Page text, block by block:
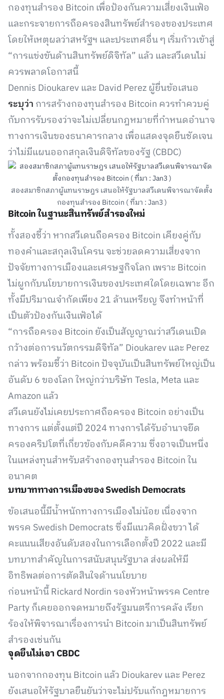
กองทุนสำรอง Bitcoin เพื่อป้องกันความเสี่ยงเงินเฟ้อ
และกระจายการถือครองสินทรัพย์สำรองของประเทศ
โดยให้เหตุผลว่าสหรัฐฯ และประเทศอื่น ๆ เริ่มก้าวเข้าสู่
“การแข่งขันด้านสินทรัพย์ดิจิทัล” แล้ว และสวีเดนไม่
ควรพลาดโอกาสนี้
Dennis Dioukarev และ David Perez ผู้ยื่นข้อเสนอ
ระบุว่า การสร้างกองทุนสำรอง Bitcoin ควรทำควบคู่
กับการรับรองว่าจะไม่เปลี่ยนกฎหมายที่กำหนดอำนาจ
ทางการเงินของธนาคารกลาง เพื่อแสดงจุดยืนชัดเจน
ว่าไม่มีแผนออกสกุลเงินดิจิทัลของรัฐ (CBDC)
สองสมาชิกสภาผู้แทนราษฎร เสนอให้รัฐบาลสวีเดนพิจารณาจัดตั้ง
กองทุนสำรอง Bitcoin ( ที่มา : Jan3 )
Bitcoin ในฐานะสินทรัพย์สำรองใหม่
ทั้งสองชี้ว่า หากสวีเดนถือครอง Bitcoin เคียงคู่กับ
ทองคำและสกุลเงินโครน จะช่วยลดความเสี่ยงจาก
ปัจจัยทางการเมืองและเศรษฐกิจโลก เพราะ Bitcoin
ไม่ผูกกับนโยบายการเงินของประเทศใดโดยเฉพาะ อีก
ทั้งมีปริมาณจำกัดเพียง 21 ล้านเหรียญ จึงทำหน้าที่
เป็นตัวป้องกันเงินเฟ้อได้
“การถือครอง Bitcoin ยังเป็นสัญญาณว่าสวีเดนเปิด
กว้างต่อการนวัตกรรมดิจิทัล” Dioukarev และ Perez
กล่าว พร้อมชี้ว่า Bitcoin ปัจจุบันเป็นสินทรัพย์ใหญ่เป็น
อันดับ 6 ของโลก ใหญ่กว่าบริษัท Tesla, Meta และ
Amazon แล้ว
สวีเดนยังไม่เคยประกาศถือครอง Bitcoin อย่างเป็น
ทางการ แต่ตั้งแต่ปี 2024 ทางการได้รับอำนาจยึด
ครองคริปโตที่เกี่ยวข้องกับคดีความ ซึ่งอาจเป็นหนึ่ง
ในแหล่งทุนสำหรับสร้างกองทุนสำรอง Bitcoin ใน
อนาคต
บทบาททางการเมืองของ Swedish Democrats
ข้อเสนอนี้มีน้ำหนักทางการเมืองไม่น้อย เนื่องจาก
พรรค Swedish Democrats ซึ่งมีแนวคิดฝั่งขวา ได้
คะแนนเสียงอันดับสองในการเลือกตั้งปี 2022 และมี
บทบาทสำคัญในการสนับสนุนรัฐบาล ส่งผลให้มี
อิทธิพลต่อการตัดสินใจด้านนโยบาย
ก่อนหน้านี้ Rickard Nordin รองหัวหน้าพรรค Centre
Party ก็เคยออกจดหมายถึงรัฐมนตรีการคลัง เรียก
ร้องให้พิจารณาเรื่องการนำ Bitcoin มาเป็นสินทรัพย์
สำรองเช่นกัน
จุดยืนไม่เอา CBDC
นอกจากกองทุน Bitcoin แล้ว Dioukarev และ Perez
ยังเสนอให้รัฐบาลยืนยันว่าจะไม่ปรับแก้กฎหมายการ